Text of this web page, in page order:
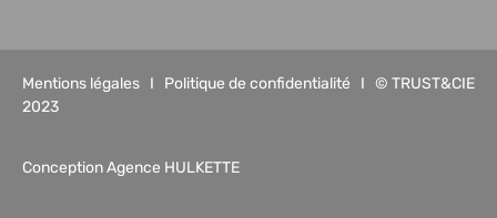
Mentions légales I Politique de confidentialité I © TRUST&CIE
2023
Conception Agence HULKETTE